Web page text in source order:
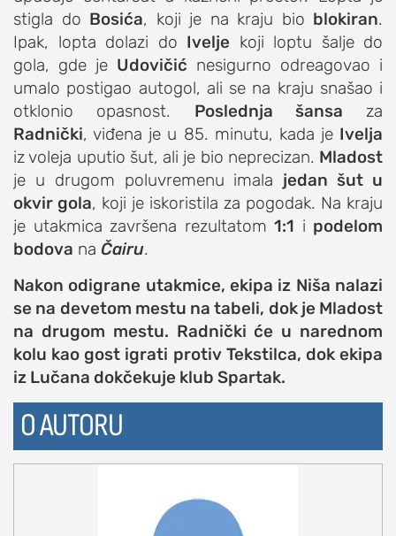
stigla do Bosića, koji je na kraju bio blokiran.
Ipak, lopta dolazi do Ivelje koji loptu šalje do
gola, gde je Udovičić nesigurno odreagovao i
umalo postigao autogol, ali se na kraju snašao i
otklonio opasnost. Poslednja šansa za
Radnički, viđena je u 85. minutu, kada je Ivelja
iz voleja uputio šut, ali je bio neprecizan. Mladost
je u drugom poluvremenu imala jedan šut u
okvir gola, koji je iskoristila za pogodak. Na kraju
je utakmica završena rezultatom 1:1 i podelom
bodova na Čairu.
Nakon odigrane utakmice, ekipa iz Niša nalazi
se na devetom mestu na tabeli, dok je Mladost
na drugom mestu. Radnički će u narednom
kolu kao gost igrati protiv Tekstilca, dok ekipa
iz Lučana dokčekuje klub Spartak.
O AUTORU